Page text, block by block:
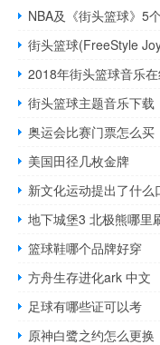
NBA及《街头篮球》5
街头篮球(FreeStyle
2018年街头篮球音乐
街头篮球主题音乐下载
奥运会比赛门票怎么买
美国田径几枚金牌
新文化运动提出了什么
地下城堡3 北极熊哪里
篮球鞋哪个品牌好穿
方舟生存进化ark 中文
足球有哪些证可以考
原神白鹭之约怎么更换